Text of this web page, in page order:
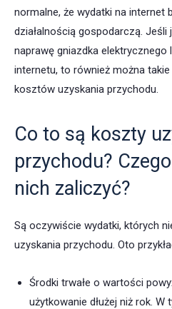
normalne, że wydatki na internet
działalnością gospodarczą.
naprawę gniazdka elektrycznego
internetu, to również można
kosztów uzyskania przychodu.
Co to są koszty
przychodu?
nich zaliczyć?
Są oczywiście wydatki, których
uzyskania przychodu. Oto
Środki trwałe o wartości
użytkowanie dłużej niż rok.